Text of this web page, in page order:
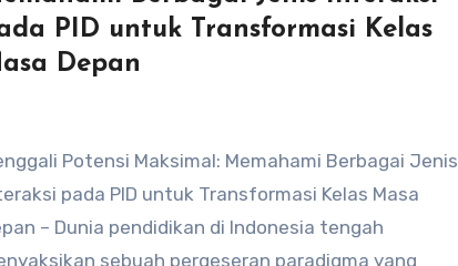
PID untuk Transformasi Kelas
Depan
Potensi Maksimal: Memahami Berbagai Jenis
pada PID untuk Transformasi Kelas Masa
– Dunia pendidikan di Indonesia tengah
sebuah pergeseran paradigma yang